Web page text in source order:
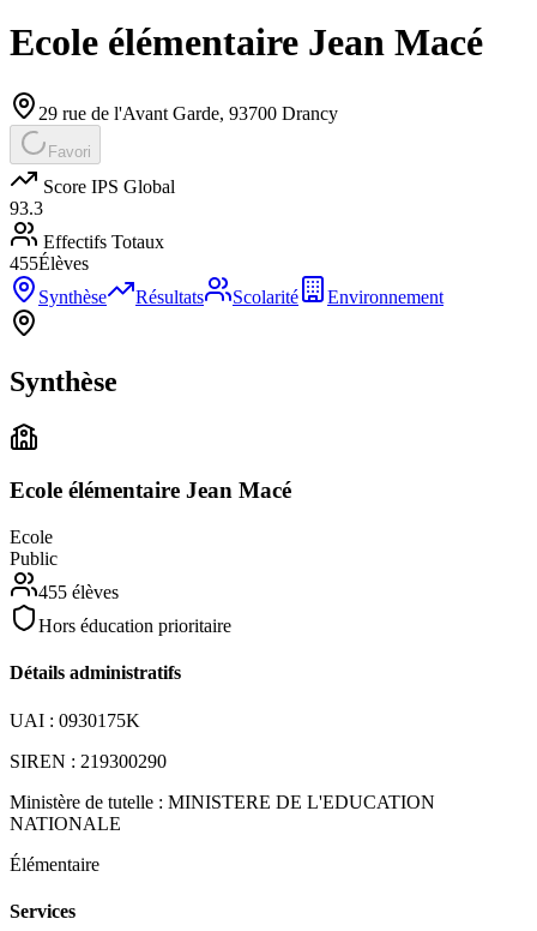
Ecole élémentaire Jean Macé
29 rue de l'Avant Garde, 93700 Drancy
Favori
Score IPS Global
93.3
Effectifs Totaux
455Élèves
Synthèse
Résultats Scolarité Environnement
Synthèse
Ecole élémentaire Jean Macé
Ecole
Public
455 élèves
Hors éducation prioritaire
Détails administratifs
UAI : 0930175K
SIREN : 219300290
Ministère de tutelle : MINISTERE DE L'EDUCATION
NATIONALE
Élémentaire
Services